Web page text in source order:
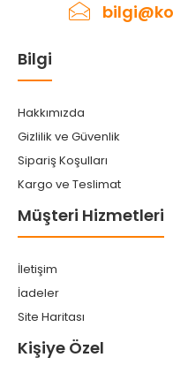
Bilgi
Hakkımızda
Gizlilik ve Güvenlik
Sipariş Koşulları
Kargo ve Teslimat
Müşteri Hizmetleri
İletişim
İadeler
Site Haritası
Kişiye Özel